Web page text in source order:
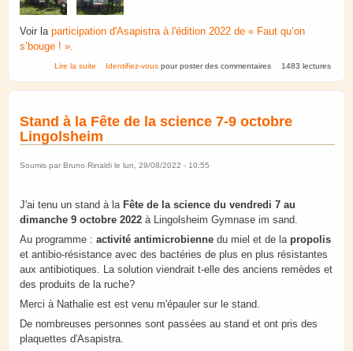
Voir la participation d'Asapistra à l'édition 2022 de « Faut qu’on
s’bouge ! ».
Lire la suite de Évènement « Faut qu’on s’bouge ! » Dimanche 14 mai 2023
Identifiez-vous pour poster des commentaires 1483 lectures
Stand à la Fête de la science 7-9 octobre
Lingolsheim
Soumis par Bruno Rinaldi le lun, 29/08/2022 - 10:55
J'ai tenu un stand à la Fête de la science du vendredi 7 au
dimanche 9 octobre 2022 à Lingolsheim Gymnase im sand.
Au programme : activité antimicrobienne du miel et de la propolis
et antibio-résistance avec des bactéries de plus en plus résistantes
aux antibiotiques. La solution viendrait t-elle des anciens remèdes et
des produits de la ruche?
Merci à Nathalie est est venu m'épauler sur le stand.
De nombreuses personnes sont passées au stand et ont pris des
plaquettes d'Asapistra.